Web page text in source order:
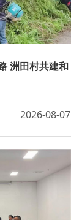
洲田村共建和
2026-08-07